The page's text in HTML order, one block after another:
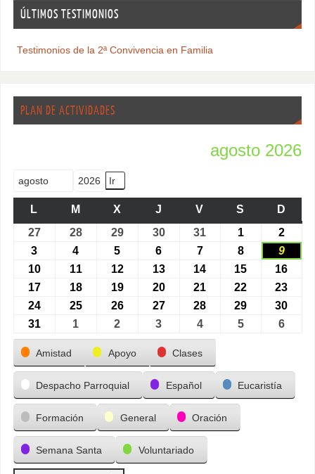
ÚLTIMOS TESTIMONIOS
Testimonios de la 2ª Convivencia en Familia
PLAN DE ACTIVIDADES
agosto 2026
Mes
Año
L M X J V S
D
27
28 29 30 31 1
2
3
4 5 6 7 8
9
10
11 12 13 14 15
16
17
18 19 20 21 22
23
24
25 26 27 28 29
30
31
1 2 3 4 5 6
Categorías
Amistad Apoyo Clases
Despacho Parroquial Español Eucaristía
Formación General Oración
Semana Santa Voluntariado